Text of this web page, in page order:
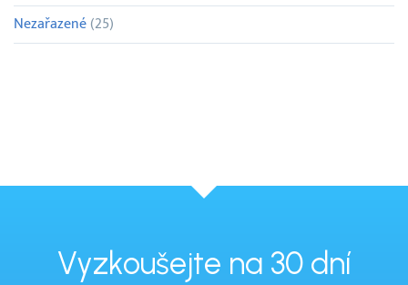
Nezařazené(25)
Vyzkoušejte na 30 dní